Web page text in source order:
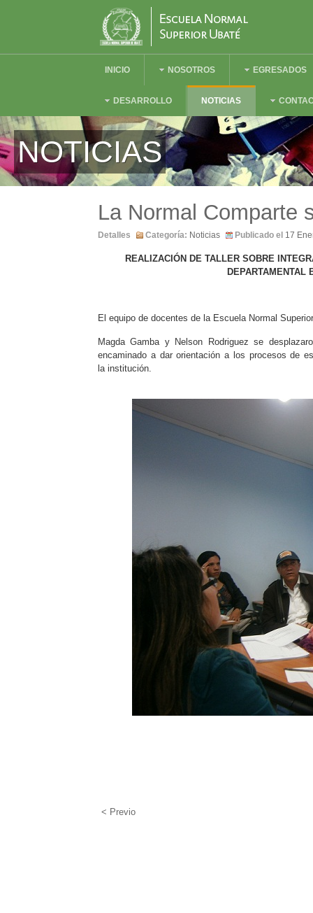
INICIO NOSOTROS EGRESADOS
DESARROLLO NOTICIAS
NOTICIAS
La Normal Comparte
Detalles Categoría: Noticias Publicado el 17
REALIZACIÓN DE TALLER SOBRE
DEPARTAMENTAL
El equipo de docentes de la Escuela Normal
Magda Gamba y Nelson Rodriguez se
encaminado a dar orientación a los procesos de
la institución.
< Previo